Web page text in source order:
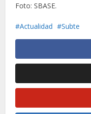
Foto: SBASE.
Actualidad Subte